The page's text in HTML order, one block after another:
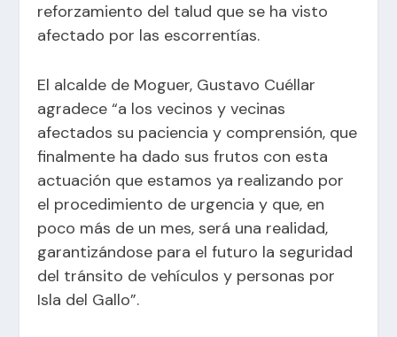
reforzamiento del talud que se ha visto
afectado por las escorrentías.
El alcalde de Moguer, Gustavo Cuéllar
agradece “a los vecinos y vecinas
afectados su paciencia y comprensión, que
finalmente ha dado sus frutos con esta
actuación que estamos ya realizando por
el procedimiento de urgencia y que, en
poco más de un mes, será una realidad,
garantizándose para el futuro la seguridad
del tránsito de vehículos y personas por
Isla del Gallo”.